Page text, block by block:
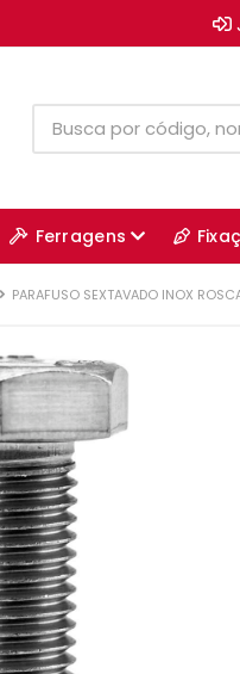
Ferragens
PARAFUSO SEXTAVADO INOX